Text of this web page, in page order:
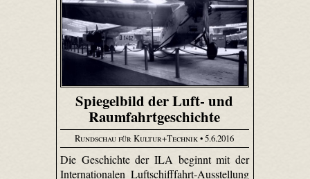
Spiegelbild der Luft- und
Raumfahrtgeschichte
Rundschau für Kultur+Technik• 5.6.2016
Die Geschichte der ILA beginnt mit der
Internationalen Luftschifffahrt-Ausstellung